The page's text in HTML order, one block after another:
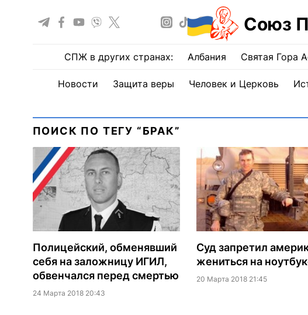
Союз
СПЖ в других странах: Албания Святая Гора
Новости Защита веры Человек и Церковь
ПОИСК ПО ТЕГУ “БРАК”
Полицейский, обменявший
себя на заложницу ИГИЛ,
обвенчался перед смертью
24 Марта 2018 20:43
Суд запретил
жениться на
20 Марта 2018 21:45